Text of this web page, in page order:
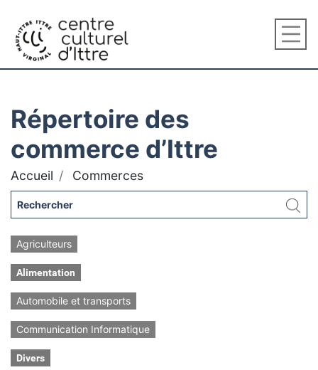
Répertoire des
commerce d’Ittre
Accueil Commerces
Agriculteurs
Alimentation
Automobile et transports
Communication Informatique
Divers